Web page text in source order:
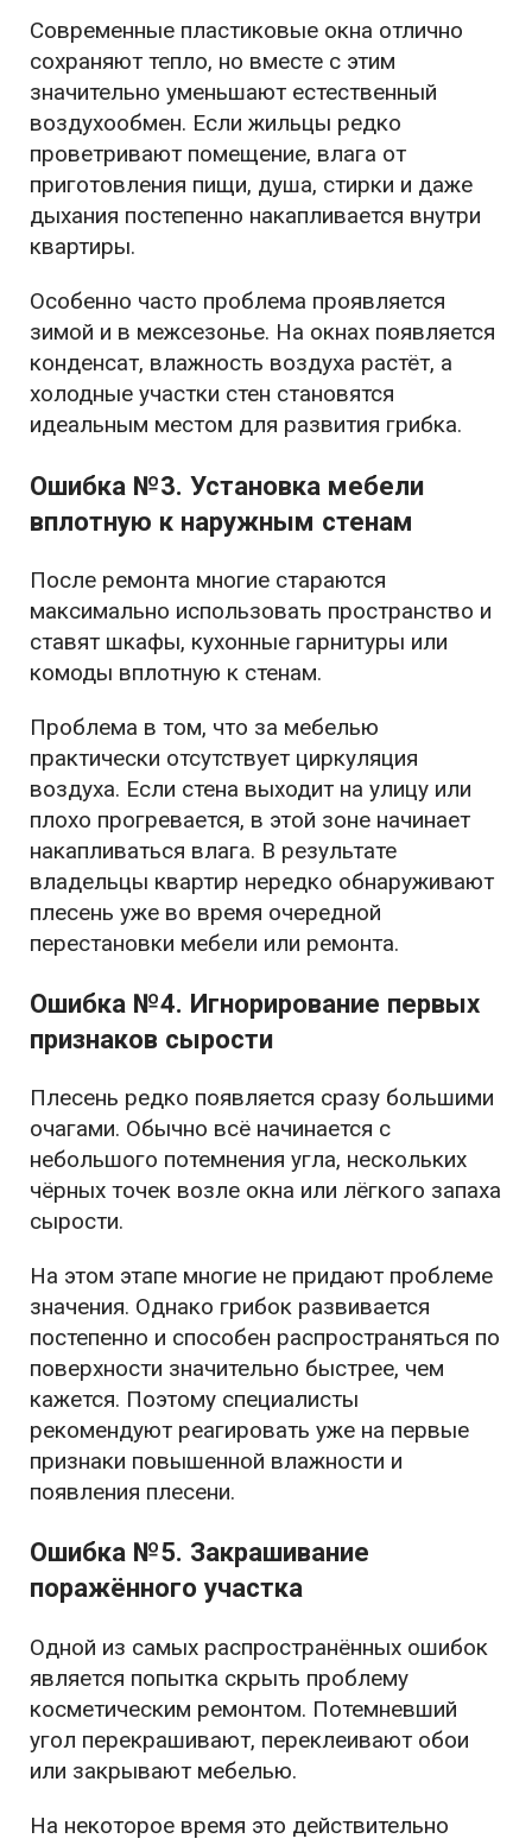
Современные пластиковые окна отлично
сохраняют тепло, но вместе с этим
значительно уменьшают естественный
воздухообмен. Если жильцы редко
проветривают помещение, влага от
приготовления пищи, душа, стирки и даже
дыхания постепенно накапливается внутри
квартиры.
Особенно часто проблема проявляется
зимой и в межсезонье. На окнах появляется
конденсат, влажность воздуха растёт, а
холодные участки стен становятся
идеальным местом для развития грибка.
Ошибка №3. Установка мебели
вплотную к наружным стенам
После ремонта многие стараются
максимально использовать пространство и
ставят шкафы, кухонные гарнитуры или
комоды вплотную к стенам.
Проблема в том, что за мебелью
практически отсутствует циркуляция
воздуха. Если стена выходит на улицу или
плохо прогревается, в этой зоне начинает
накапливаться влага. В результате
владельцы квартир нередко обнаруживают
плесень уже во время очередной
перестановки мебели или ремонта.
Ошибка №4. Игнорирование первых
признаков сырости
Плесень редко появляется сразу большими
очагами. Обычно всё начинается с
небольшого потемнения угла, нескольких
чёрных точек возле окна или лёгкого запаха
сырости.
На этом этапе многие не придают проблеме
значения. Однако грибок развивается
постепенно и способен распространяться по
поверхности значительно быстрее, чем
кажется. Поэтому специалисты
рекомендуют реагировать уже на первые
признаки повышенной влажности и
появления плесени.
Ошибка №5. Закрашивание
поражённого участка
Одной из самых распространённых ошибок
является попытка скрыть проблему
косметическим ремонтом. Потемневший
угол перекрашивают, переклеивают обои
или закрывают мебелью.
На некоторое время это действительно